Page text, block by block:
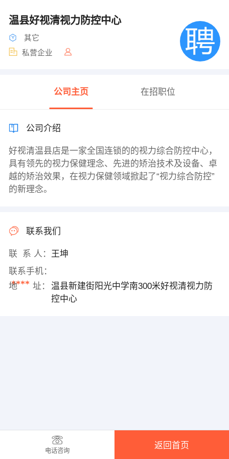
温县好视清视力防控中心
其它
私营企业
公司主页 在招职位
公司介绍
好视清温县店是一家全国连锁的的视力综合防控中心，
具有领先的视力保健理念、先进的矫治技术及设备、卓
越的矫治效果，在视力保健领域掀起了“视力综合防控”
的新理念。
联系我们
联 系 人： 王坤
联系手机：
****
地 址：
温县新建街阳光中学南300米好视清视力防
控中心
电话咨询
返回首页